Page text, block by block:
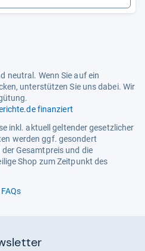
neutral. Wenn Sie auf ein
unterstützen Sie uns dabei. Wir
finanziert
inkl. aktuell geltender gesetzlicher
werden ggf. gesondert
Gesamtpreis und die
Shop zum Zeitpunkt des